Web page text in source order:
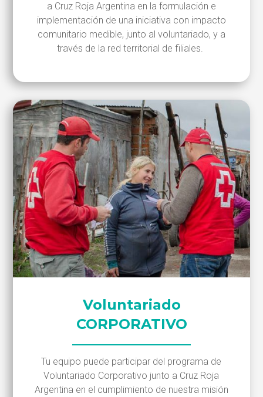
a Cruz Roja Argentina en la formulación e
implementación de una iniciativa con impacto
comunitario medible, junto al voluntariado, y a
través de la red territorial de filiales.
Voluntariado
CORPORATIVO
Tu equipo puede participar del programa de
Voluntariado Corporativo junto a Cruz Roja
Argentina en el cumplimiento de nuestra misión